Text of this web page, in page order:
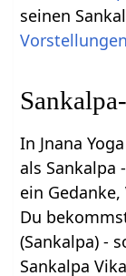
seinen
Vorstellungen
In Jnana
als Sankalpa
ein
Du
(Sankalpa) -
Sankalpa